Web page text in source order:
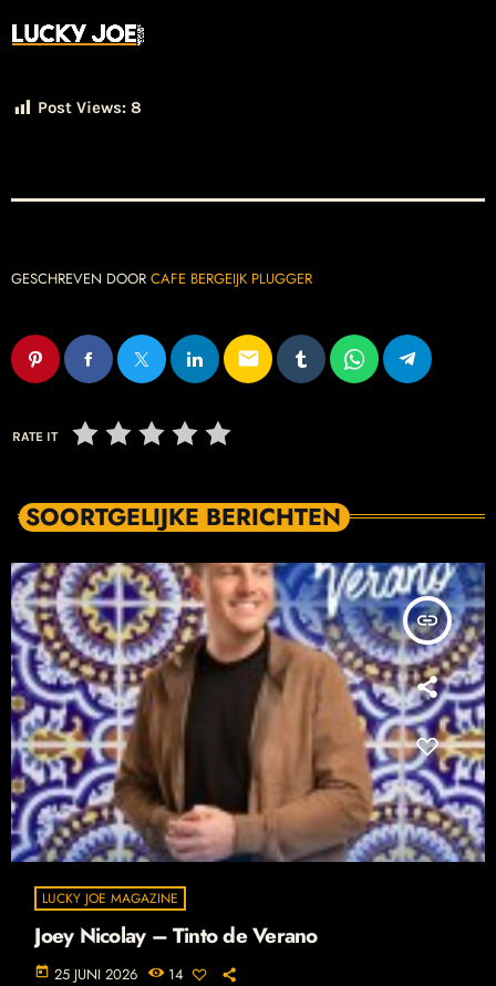
Post Views: 8
GESCHREVEN DOOR CAFE BERGEIJK PLUGGER
email
RATE IT
SOORTGELIJKE BERICHTEN
insert_link
LUCKY JOE MAGAZINE
Joey Nicolay – Tinto de Verano
today 25 JUNI 2026 14